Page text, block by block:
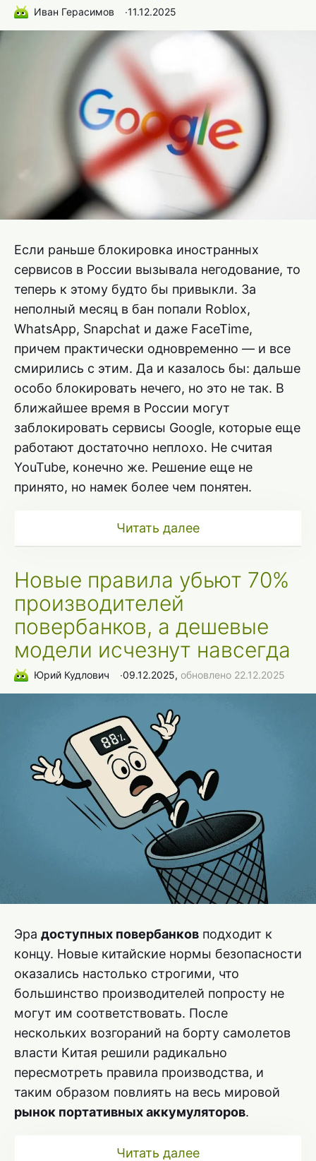
Иван Герасимов ∙11.12.2025
Если раньше блокировка иностранных
сервисов в России вызывала негодование, то
теперь к этому будто бы привыкли. За
неполный месяц в бан попали Roblox,
WhatsApp, Snapchat и даже FaceTime,
причем практически одновременно — и все
смирились с этим. Да и казалось бы: дальше
особо блокировать нечего, но это не так. В
ближайшее время в России могут
заблокировать сервисы Google, которые еще
работают достаточно неплохо. Не считая
YouTube, конечно же. Решение еще не
принято, но намек более чем понятен.
Читать далее
Новые правила убьют 70%
производителей
повербанков, а дешевые
модели исчезнут навсегда
Юрий Кудлович ∙09.12.2025, обновлено 22.12.2025
Эра доступных повербанков подходит к
концу. Новые китайские нормы безопасности
оказались настолько строгими, что
большинство производителей попросту не
могут им соответствовать. После
нескольких возгораний на борту самолетов
власти Китая решили радикально
пересмотреть правила производства, и
таким образом повлиять на весь мировой
рынок портативных аккумуляторов.
Читать далее